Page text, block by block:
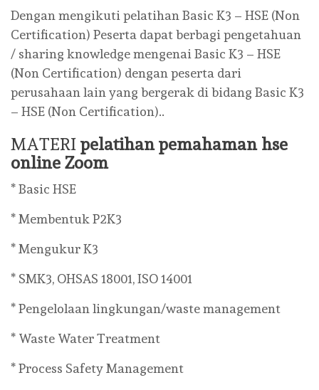
Dengan mengikuti pelatihan Basic K3 – HSE (Non
Certification) Peserta dapat berbagi pengetahuan
/ sharing knowledge mengenai Basic K3 – HSE
(Non Certification) dengan peserta dari
perusahaan lain yang bergerak di bidang Basic K3
– HSE (Non Certification)..
MATERI pelatihan pemahaman hse
online Zoom
* Basic HSE
* Membentuk P2K3
* Mengukur K3
* SMK3, OHSAS 18001, ISO 14001
* Pengelolaan lingkungan/waste management
* Waste Water Treatment
* Process Safety Management